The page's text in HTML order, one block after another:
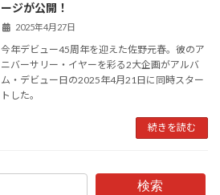
ージが公開！
2025年4月27日
今年デビュー45周年を迎えた佐野元春。彼のア
ニバーサリー・イヤーを彩る2大企画がアルバ
ム・デビュー日の2025年4月21日に同時スター
トした。
続きを読む
検索